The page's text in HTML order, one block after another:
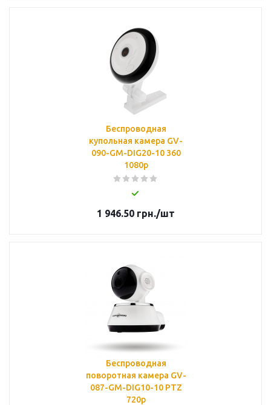
Беспроводная
купольная камера GV-
090-GM-DIG20-10 360
1080p
1 946.50 грн./шт
Беспроводная
поворотная камера GV-
087-GM-DIG10-10 PTZ
720p